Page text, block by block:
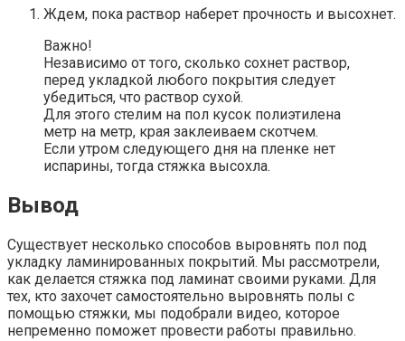
Ждем, пока раствор наберет прочность и высохнет.
Важно!
Независимо от того, сколько сохнет раствор,
перед укладкой любого покрытия следует
убедиться, что раствор сухой.
Для этого стелим на пол кусок полиэтилена
метр на метр, края заклеиваем скотчем.
Если утром следующего дня на пленке нет
испарины, тогда стяжка высохла.
Вывод
Существует несколько способов выровнять пол под
укладку ламинированных покрытий. Мы рассмотрели,
как делается стяжка под ламинат своими руками. Для
тех, кто захочет самостоятельно выровнять полы с
помощью стяжки, мы подобрали видео, которое
непременно поможет провести работы правильно.